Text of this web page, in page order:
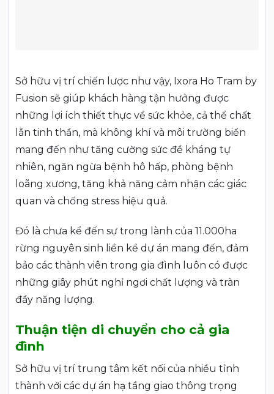
Sở hữu vị trí chiến lược như vậy, Ixora Ho Tram by
Fusion sẽ giúp khách hàng tận hưởng được
những lợi ích thiết thực về sức khỏe, cả thể chất
lẫn tinh thần, mà không khí và môi trường biển
mang đến như tăng cường sức đề kháng tự
nhiên, ngăn ngừa bệnh hô hấp, phòng bệnh
loãng xương, tăng khả năng cảm nhận các giác
quan và chống stress hiệu quả.
Đó là chưa kể đến sự trong lành của 11.000ha
rừng nguyên sinh liền kề dự án mang đến, đảm
bảo các thành viên trong gia đình luôn có được
những giây phút nghỉ ngơi chất lượng và tràn
đầy năng lượng.
Thuận tiện di chuyển cho cả gia
đình
Sở hữu vị trí trung tâm kết nối của nhiều tỉnh
thành với các dự án hạ tầng giao thông trọng